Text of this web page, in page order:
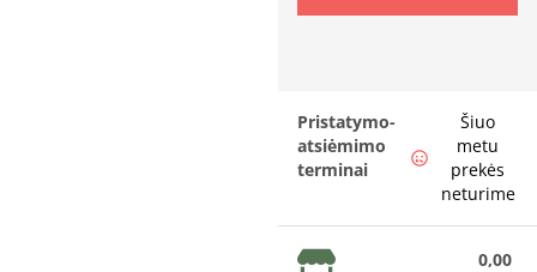
Pristatymo-
atsiėmimo
terminai
Šiuo
metu
prekės
neturime
0,00